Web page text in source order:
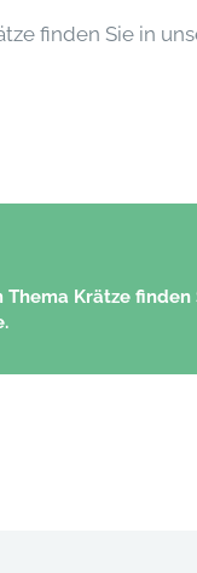
finden Sie in
Krätze finden